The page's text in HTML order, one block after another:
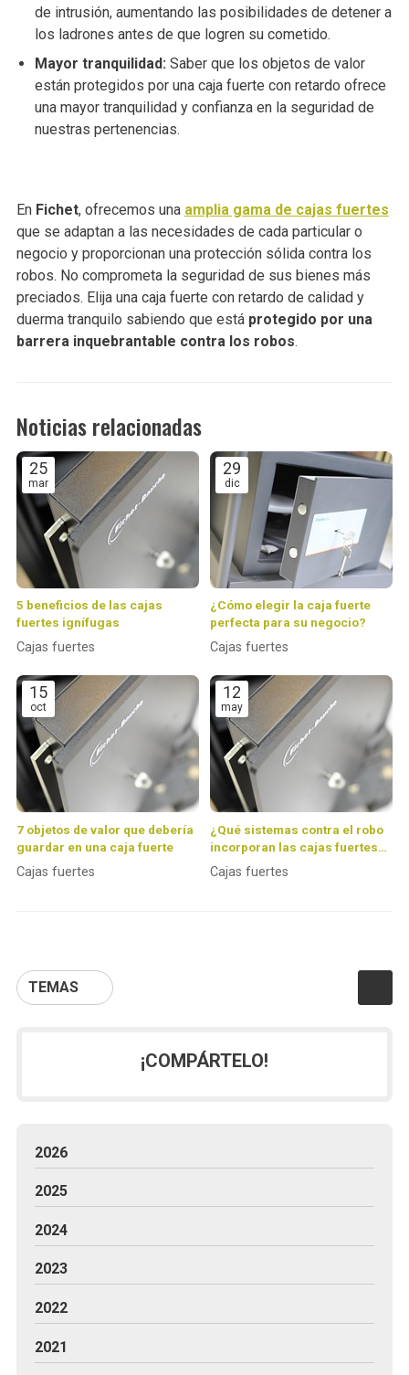
TEMAS
de intrusión, aumentando las posibilidades de detener a
los ladrones antes de que logren su cometido.
Mayor tranquilidad: Saber que los objetos de valor
están protegidos por una caja fuerte con retardo ofrece
una mayor tranquilidad y confianza en la seguridad de
nuestras pertenencias.
EnFichet, ofrecemos una amplia gama de cajas fuertes
que se adaptan a las necesidades de cada particular o
negocio y proporcionan una protección sólida contra los
robos. No comprometa la seguridad de sus bienes más
preciados. Elija una caja fuerte con retardo de calidad y
duerma tranquilo sabiendo que está protegido por una
barrera inquebrantable contra los robos.
Noticias relacionadas
25
mar
5 beneficios de las cajas
fuertes ignífugas
Cajas fuertes
29
dic
¿Cómo elegir la caja fuerte
perfecta para su negocio?
Cajas fuertes
15
oct
7 objetos de valor que debería
guardar en una caja fuerte
Cajas fuertes
12
may
¿Qué sistemas contra el robo
incorporan las cajas fuertes
de Fichet?
Cajas fuertes
¡COMPÁRTELO!
2026
2025
2024
2023
2022
2021